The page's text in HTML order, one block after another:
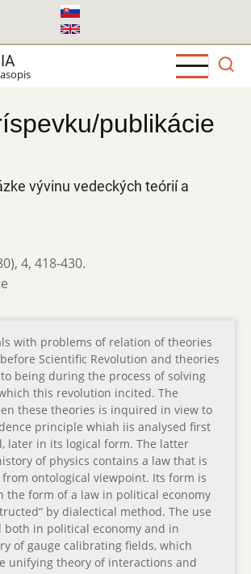
publikácie
vývinu vedeckých teórií a
, 4, 418-430.
with problems of relation of theories
Scientific Revolution and theories
being during the process of solving
this revolution incited. The
these theories is inquired in view to
principle whiah iis analysed first
later in its logical form. The latter
of physics contains a law that is
ontological viewpoint. Its form is
the form of a law in political economy
by dialectical method. The use
both in political economy and in
of gauge calibrating fields, which
unifying theory of interactions and